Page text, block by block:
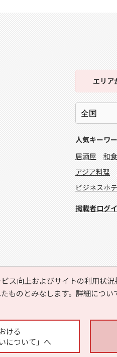
ス向上およびサイトの利用状
ものとみなします。詳細につい
ける
について」へ
エリア
人気キーワ
居酒屋
和食
アジア料理
ビジネスホ
掲載者ログ
Copyright © HYOJITO.Co.,Ltd. All